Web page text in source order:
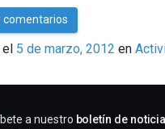
comentarios
el 5 de marzo, 2012 en
a nuestro boletín de